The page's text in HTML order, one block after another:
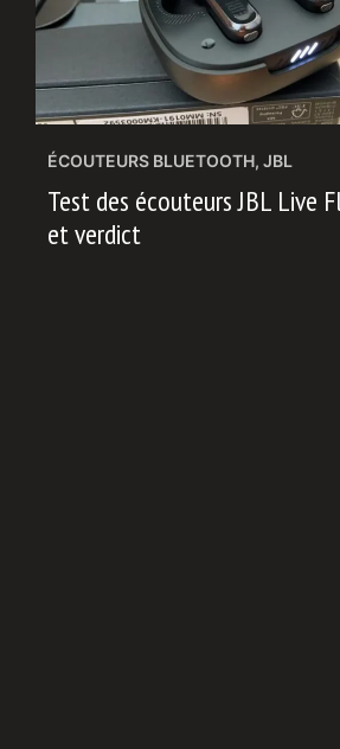
ÉCOUTEURS BLUETOOTH, JBL
Test des écouteurs JBL Live
et verdict